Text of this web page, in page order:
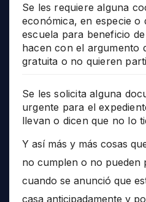
Se les requiere alguna
económica, en especie o
escuela para beneficio
hacen con el argumento
gratuita o no quieren
Se les solicita alguna
urgente para el
llevan o dicen que no lo
Y así más y más cosas
no cumplen o no pueden
cuando se anunció que
casa anticipadamente y